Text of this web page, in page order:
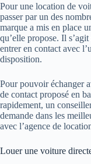
Pour une location de
passer par un des
marque a mis en place
qu’elle propose. Il
entrer en contact avec
disposition.
Pour pouvoir échanger
de contact proposé en
rapidement, un
demande dans les
avec l’agence de
Louer une voiture